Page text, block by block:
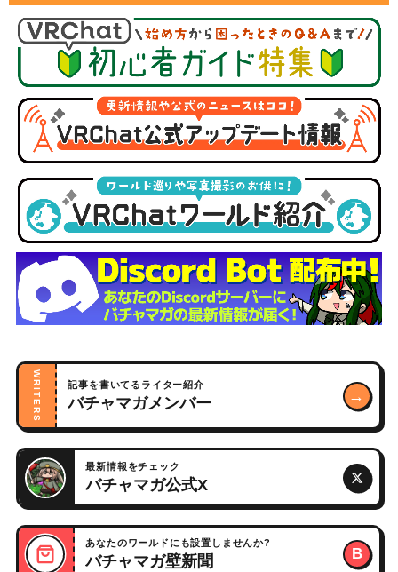
WRITERS 記事を書いてるライター紹介
バチャマガメンバー →
最新情報をチェック
バチャマガ公式X
あなたのワールドにも設置しませんか?
バチャマガ壁新聞 B